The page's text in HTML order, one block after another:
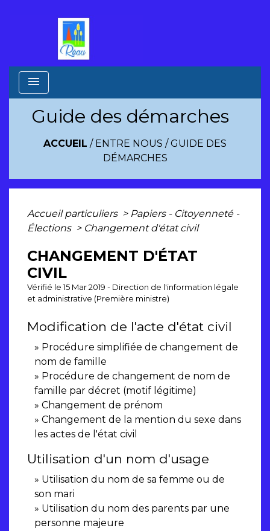
menu
Guide des démarches
ACCUEIL / ENTRE NOUS /GUIDE DES
DÉMARCHES
Accueil particuliers > Papiers - Citoyenneté -
Élections > Changement d'état civil
CHANGEMENT D'ÉTAT
CIVIL
Vérifié le 15 Mar 2019 - Direction de l'information légale
et administrative (Première ministre)
Modification de l'acte d'état civil
Procédure simplifiée de changement de
nom de famille
Procédure de changement de nom de
famille par décret (motif légitime)
Changement de prénom
Changement de la mention du sexe dans
les actes de l'état civil
Utilisation d'un nom d'usage
Utilisation du nom de sa femme ou de
son mari
Utilisation du nom des parents par une
personne majeure